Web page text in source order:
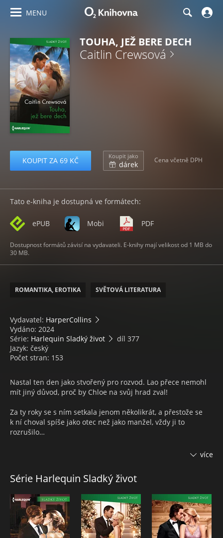
MENU
TOUHA, JEŽ BERE DECH
Caitlin Crewsová
KOUPIT ZA 69 KČ Koupit jako
dárek Cena včetně DPH
Tato e-kniha je dostupná ve formátech:
ePUB Mobi PDF
Dostupnost formátů závisí na vydavateli. E-knihy mají velikost od 1 MB do
30 MB.
ROMANTIKA, EROTIKA SVĚTOVÁ LITERATURA
Vydavatel: HarperCollins
Vydáno: 2024
Série: Harlequin Sladký život
díl 377
Jazyk: český
Počet stran: 153
Nastal ten den jako stvořený pro rozvod. Lao přece nemohl
mít jiný důvod, proč by Chloe na svůj hrad zval!
Za ty roky se s ním setkala jenom několikrát, a přestože se
k ní choval spíše jako otec než jako manžel, vždy ji to
rozrušilo…
Lao potřebuje dědice. A má manželku – byť si ji bral jenom
To, že ji přitahuje, je výhoda. To, že Chloe přitahuje jeho,
dokonalým!
více
Série Harlequin Sladký život